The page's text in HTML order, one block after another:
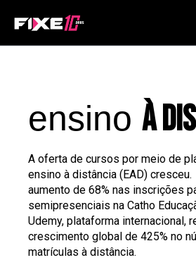
ensino à
A oferta de cursos por meio de
ensino à distância (EAD)
aumento de 68% nas inscrições
semipresenciais na Catho
Udemy, plataforma internacional,
crescimento global de 425% no
matrículas à distância.